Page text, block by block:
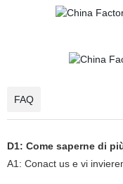
FAQ
D1: Come saperne di
A1: Conact us e vi